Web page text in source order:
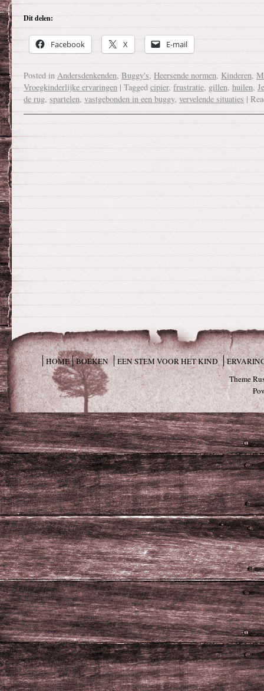
Dit delen:
Facebook X E-mail
Posted in Andersdenkenden, Buggy's, Heersende normen, Kinderen,
Vroegkinderlijke ervaringen | Tagged cipier, frustratie, gillen, huilen,
de rug, spartelen, vastgebonden in een buggy, vervelende situaties |
HOME BOEKEN EEN STEM VOOR HET KIND
Theme